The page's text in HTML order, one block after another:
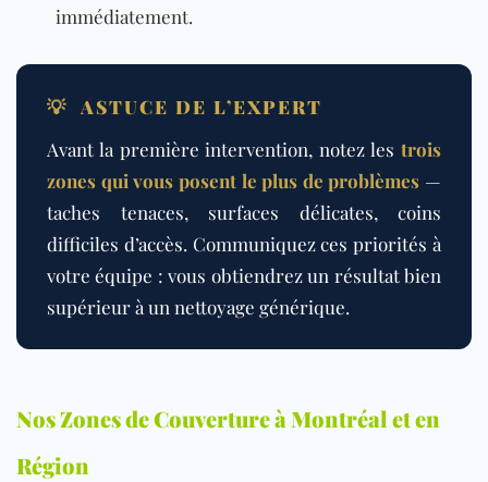
immédiatement.
💡 ASTUCE DE L’EXPERT
Avant la première intervention, notez les trois
zones qui vous posent le plus de problèmes —
taches tenaces, surfaces délicates, coins
difficiles d’accès. Communiquez ces priorités à
votre équipe : vous obtiendrez un résultat bien
supérieur à un nettoyage générique.
Nos Zones de Couverture à Montréal et en
Région